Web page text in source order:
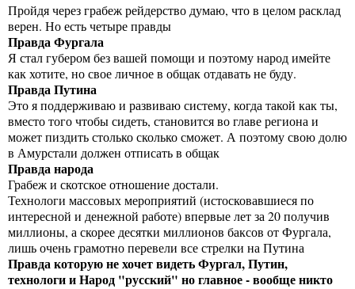
Пройдя через грабеж рейдерство думаю, что в целом расклад
верен. Но есть четыре правды
Правда Фургала
Я стал губером без вашей помощи и поэтому народ имейте
как хотите, но свое личное в общак отдавать не буду.
Правда Путина
Это я поддерживаю и развиваю систему, когда такой как ты,
вместо того чтобы сидеть, становится во главе региона и
может пиздить столько сколько сможет. А поэтому свою долю
в Амурстали должен отписать в общак
Правда народа
Грабеж и скотское отношение достали.
Технологи массовых мероприятий (истосковавшиеся по
интересной и денежной работе) впервые лет за 20 получив
миллионы, а скорее десятки миллионов баксов от Фургала,
лишь очень грамотно перевели все стрелки на Путина
Правда которую не хочет видеть Фургал, Путин,
технологи и Народ "русский" но главное - вообще никто